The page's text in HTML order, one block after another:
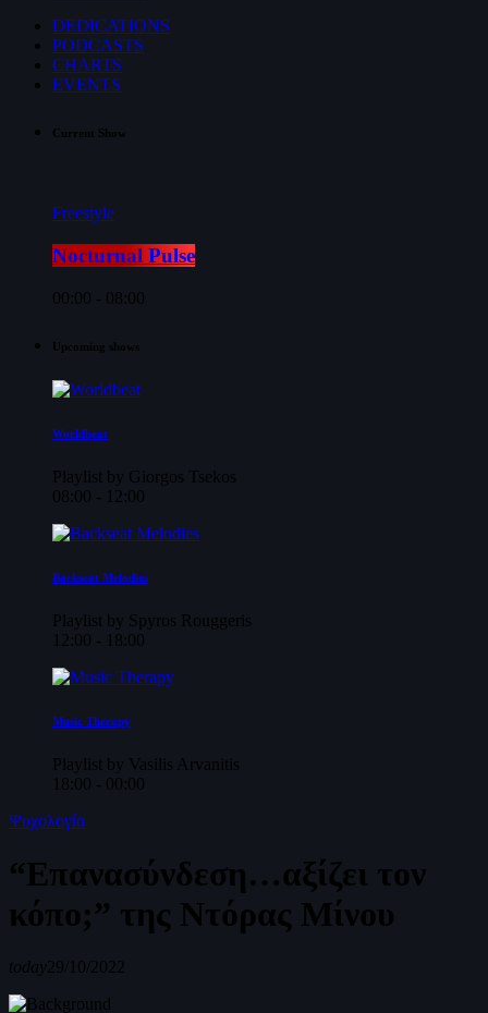
DEDICATIONS
PODCASTS
CHARTS
EVENTS
Current Show
Freestyle
Nocturnal Pulse
00:00 - 08:00
Upcoming shows
Worldbeat
Playlist by Giorgos Tsekos
08:00 - 12:00
Backseat Melodies
Playlist by Spyros Rouggeris
12:00 - 18:00
Music Therapy
Playlist by Vasilis Arvanitis
18:00 - 00:00
Ψυχολογία
“Επανασύνδεση…αξίζει τον
κόπο;” της Ντόρας Μίνου
today29/10/2022